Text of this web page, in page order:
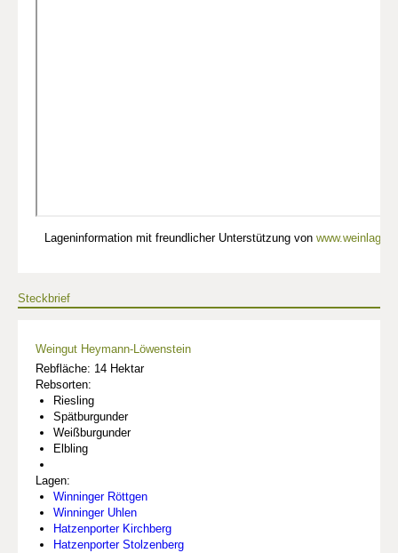
Lageninformation mit freundlicher Unterstützung von
Steckbrief
Weingut Heymann-Löwenstein
Rebfläche: 14 Hektar
Rebsorten:
Riesling
Spätburgunder
Weißburgunder
Elbling
Lagen:
Winninger Röttgen
Winninger Uhlen
Hatzenporter Kirchberg
Hatzenporter Stolzenberg